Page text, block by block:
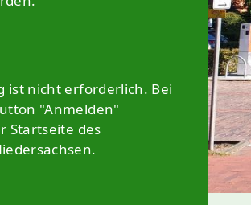
ist nicht erforderlich. Bei
"Anmelden"
Startseite des